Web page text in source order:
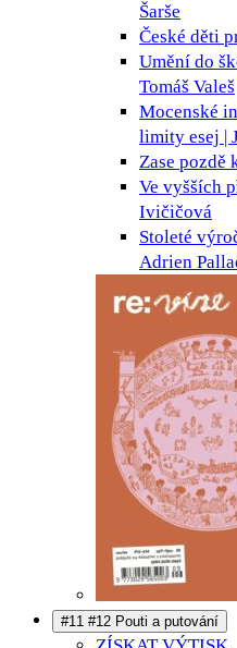
Šarše
České děti
Umění do
Tomáš Valeš
Mocenské
limity esej |
Zase pozdě
Ve vyšších
Ivičičová
Stoleté
Adrien
#11 #12 Pouti a putování